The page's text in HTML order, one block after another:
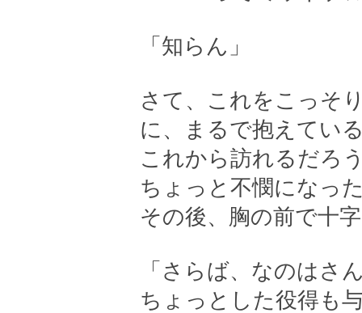
「知らん」
さて、これをこっそ
に、まるで抱えてい
これから訪れるだろ
ちょっと不憫になっ
その後、胸の前で十
「さらば、なのはさ
ちょっとした役得も